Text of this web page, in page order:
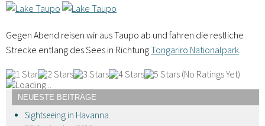
Gegen Abend reisen wir aus Taupo ab und fahren die restliche
Strecke entlang des Sees in RichtungTongariro Nationalpark.
(No Ratings Yet)
Loading...
NEUESTE BEITRÄGE
Sightseeing in Havanna